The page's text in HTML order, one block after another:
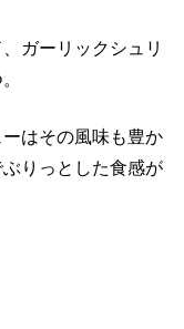
ガーリックシュリ
はその風味も豊か
りっとした食感が